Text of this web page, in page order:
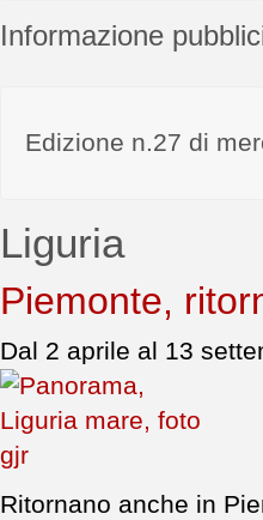
Informazione
Edizione n.27 di
Liguria
Piemonte,
Dal 2 aprile al 13
Ritornano anche in